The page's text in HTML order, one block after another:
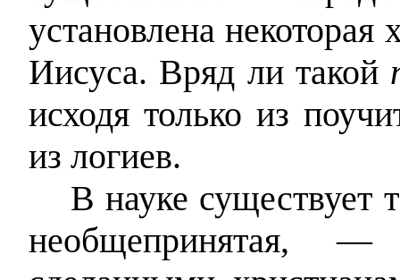
установлена
Иисуса. Вряд ли такой
исходя только из
из логиев.
В науке существует
необщепринятая,